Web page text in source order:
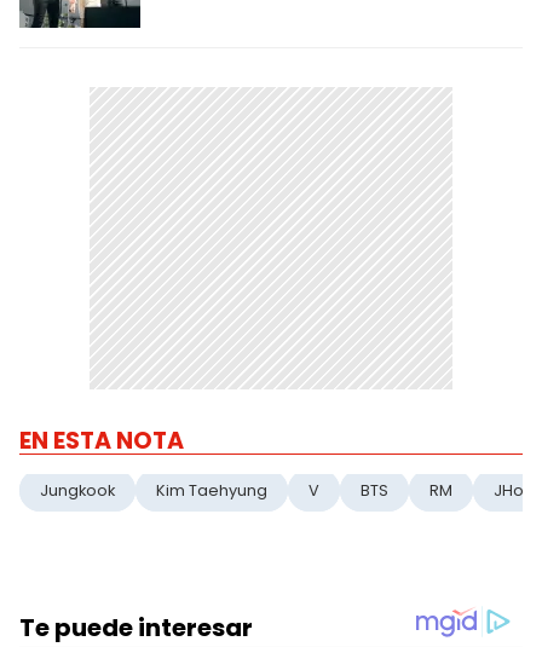
EN ESTA NOTA
Jungkook Kim Taehyung V BTS RM